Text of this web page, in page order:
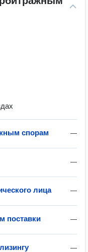
—
спорам
—
—
лица
—
поставки
—